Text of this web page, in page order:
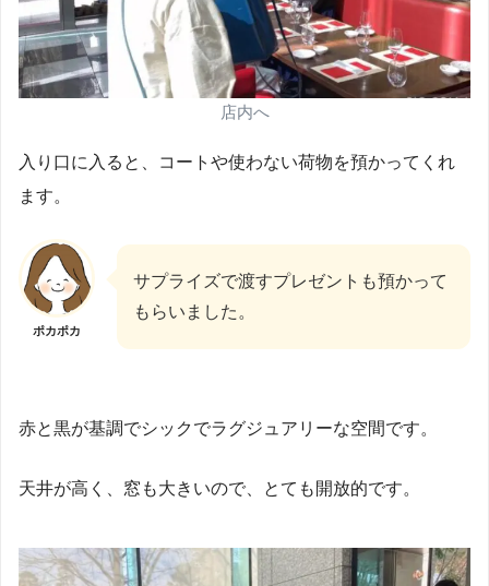
店内へ
入り口に入ると、コートや使わない荷物を預かってくれ
ます。
ポカポカ
サプライズで渡すプレゼントも預かって
もらいました。
赤と黒が基調でシックでラグジュアリーな空間です。
天井が高く、窓も大きいので、とても開放的です。